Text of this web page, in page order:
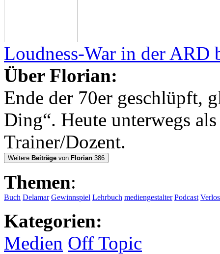
Loudness-War in der ARD
Über Florian:
Ende der 70er geschlüpft,
Ding“. Heute unterwegs
Trainer/Dozent.
Weitere Beiträge von Florian 386
Themen:
Buch Delamar Gewinnspiel Lehrbuch mediengestalter Podcast
Kategorien:
Medien Off Topic